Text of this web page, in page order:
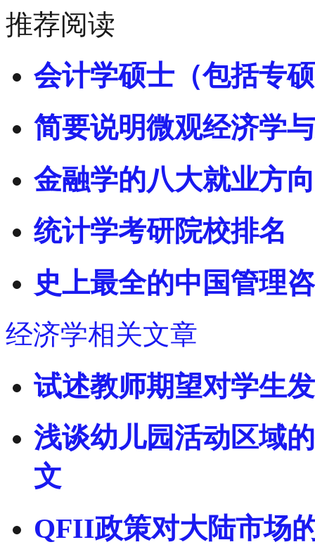
推荐阅读
会计学硕士（包括专
简要说明微观经济学
金融学的八大就业方
统计学考研院校排名
史上最全的中国管理
经济学相关文章
试述教师期望对学生
浅谈幼儿园活动区域
文
QFII政策对大陆市场